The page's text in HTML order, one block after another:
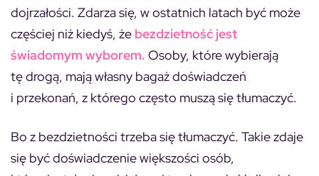
dojrzałości. Zdarza się, w ostatnich latach być może
częściej niż kiedyś, że bezdzietność jest
świadomym wyborem. Osoby, które wybierają
tę drogą, mają własny bagaż doświadczeń
i przekonań, z którego często muszą się tłumaczyć.
Bo z bezdzietności trzeba się tłumaczyć. Takie zdaje
się być doświadczenie większości osób,